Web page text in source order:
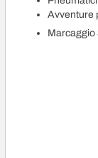
Avventure
Marcaggio